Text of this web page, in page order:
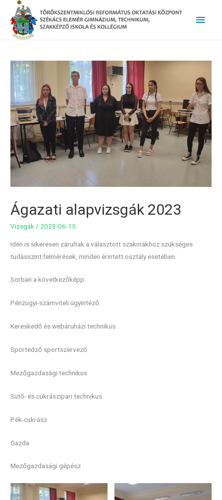
Main
Ágazati alapvizsgák 2023
Vizsgák / 2023-06-15
Idén is sikeresen zárultak a választott szakmákhoz szükséges
tudásszint felmérések, minden érintett osztály esetében.
Sorban a következőképp:
Pénzügyi-számviteli ügyintéző
Kereskedő és webáruházi technikus
Sportedző sportszervező
Mezőgazdasági technikus
Sütő- és cukrászipari technikus
Pék-cukrász
Gazda
Mezőgazdasági gépész